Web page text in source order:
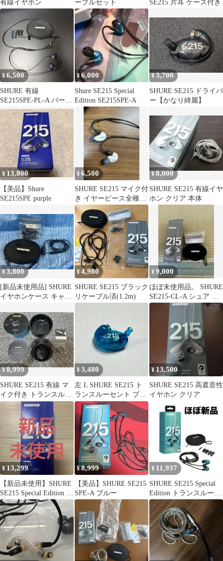
有線イヤホン
ーブルセット
SE215 片耳 ケース付き
¥6,500
SHURE 有線
SE215SPE-PL-A パープ
ル
¥6,000
Shure SE215 Special
Edition SE215SPE-A
¥3,700
SHURE SE215 ドライバ
ー【かなり綺麗】
¥ 13,800
【美品】Shure
SE215SPE purple
¥6,500
SHURE SE215 マイク付
き イヤーピース全種付
き
¥8,000
SHURE SE215 有線イヤ
ホン クリア 本体
¥3,800
[新品未使用品] SHURE
イヤホンケース キャリ
ル
¥4,980
SHURE SE215 ブラック
リケーブル済(1.2m)
¥9,000
ほぼ未使用品。 SHURE
SE215-CL-A シュア イ
ヤホン 有線 クリア
¥8,999
SHURE SE215 有線 マ
イク付き トランスルー
セントブラック
¥3,480
左 L SHURE SE215 ト
ランスルーセント ブル
ー 片耳のみ
¥ 13,500
SHURE SE215 高遮音性
イヤホン クリア
¥ 13,299
【新品未使用】SHURE
SE215 Special Edition パ
ープル
¥8,999
【美品】SHURE SE215
SPE-A ブルー
¥ 11,937
SHURE SE215 Special
Edition トランスルーセ
ントブルー